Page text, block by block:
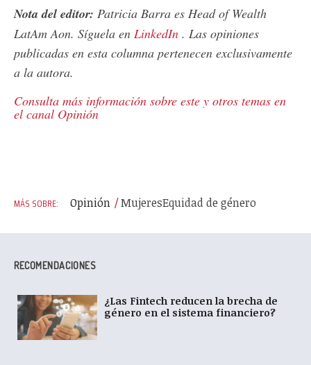
Nota del editor: Patricia Barra es Head of Wealth
LatAm Aon. Síguela en LinkedIn . Las opiniones
publicadas en esta columna pertenecen exclusivamente
a la autora.
Consulta más información sobre este y otros temas en
el canal Opinión
Opinión MujeresEquidad de género
RECOMENDACIONES
¿Las Fintech reducen la brecha de
género en el sistema financiero?